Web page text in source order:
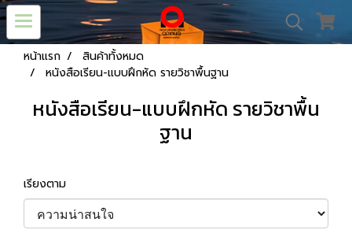
หน้าแรก
สินค้าทั้งหมด
หนังสือเรียน-แบบฝึกหัด รายวิชาพื้นฐาน
หนังสือเรียน-แบบฝึกหัด รายวิชาพื้น
ฐาน
เรียงตาม